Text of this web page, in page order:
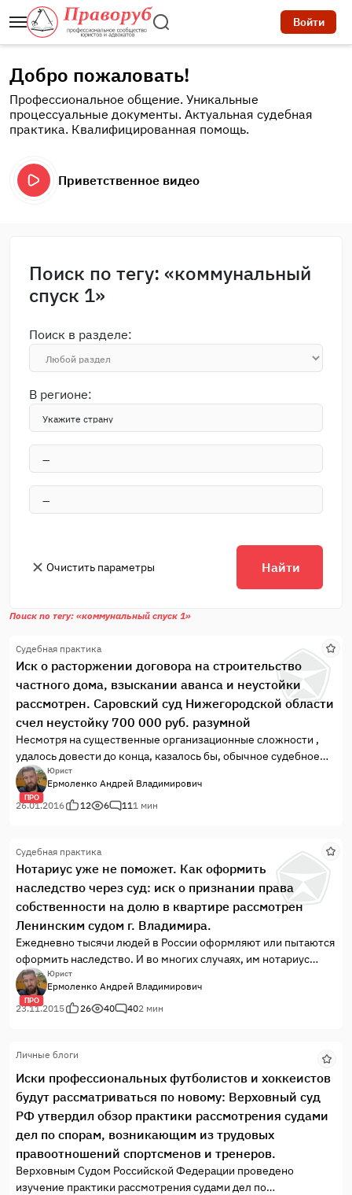
Войти
Добро пожаловать!
Профессиональное общение. Уникальные
процессуальные документы. Актуальная судебная
практика. Квалифицированная помощь.
Приветственное видео
Поиск по тегу: «коммунальный
спуск 1»
Поиск в разделе:
В регионе:
Очистить параметры Найти
Поиск по тегу: «коммунальный спуск 1»
Судебная практика
Иск о расторжении договора на строительство
частного дома, взыскании аванса и неустойки
рассмотрен. Саровский суд Нижегородской области
счел неустойку 700 000 руб. разумной
Несмотря на существенные организационные сложности ,
удалось довести до конца, казалось бы, обычное судебное
дело.
ПРО
Юрист
Ермоленко Андрей Владимирович
26.01.2016
12 6 111 мин
Судебная практика
Нотариус уже не поможет. Как оформить
наследство через суд: иск о признании права
собственности на долю в квартире рассмотрен
Ленинским судом г. Владимира.
Ежедневно тысячи людей в России оформляют или пытаются
оформить наследство. И во многих случаях, им нотариус
выдает огорчающую фразу: "Вы пропустили срок для
принятия наследства, я Вам ничем не смогу помочь "
ПРО
Юрист
Ермоленко Андрей Владимирович
23.11.2015
26 40 402 мин
Личные блоги
Иски профессиональных футболистов и хоккеистов
будут рассматриваться по новому: Верховный суд
РФ утвердил обзор практики рассмотрения судами
дел по спорам, возникающим из трудовых
правоотношений спортсменов и тренеров.
Верховным Судом Российской Федерации проведено
изучение практики рассмотрения судами дел по